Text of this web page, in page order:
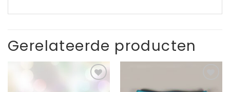
Gerelateerde producten